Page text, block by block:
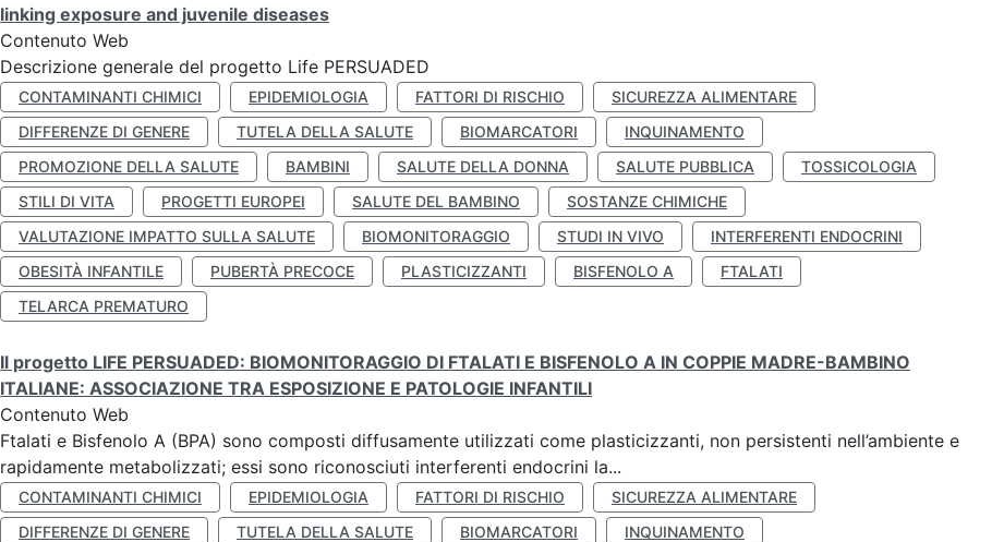
linking exposure and juvenile diseases
Contenuto Web
Descrizione generale del progetto Life PERSUADED
CONTAMINANTI CHIMICI EPIDEMIOLOGIA FATTORI DI RISCHIO
SICUREZZA ALIMENTARE
DIFFERENZE DI GENERE
TUTELA DELLA SALUTE BIOMARCATORI
INQUINAMENTO
PROMOZIONE DELLA SALUTE
BAMBINI SALUTE DELLA DONNA SALUTE PUBBLICA
TOSSICOLOGIA
STILI DI VITA
PROGETTI EUROPEI SALUTE DEL BAMBINO
SOSTANZE CHIMICHE
VALUTAZIONE IMPATTO SULLA SALUTE
BIOMONITORAGGIO STUDI IN VIVO
INTERFERENTI ENDOCRINI
OBESITÀ INFANTILE
PUBERTÀ PRECOCE PLASTICIZZANTI BISFENOLO A
FTALATI
TELARCA PREMATURO
Il progetto LIFE PERSUADED: BIOMONITORAGGIO DI FTALATI E BISFENOLO A IN COPPIE MADRE-BAMBINO
ITALIANE: ASSOCIAZIONE TRA ESPOSIZIONE E PATOLOGIE INFANTILI
Contenuto Web
Ftalati e Bisfenolo A (BPA) sono composti diffusamente utilizzati come plasticizzanti, non persistenti nell’ambiente e
rapidamente metabolizzati; essi sono riconosciuti interferenti endocrini la...
CONTAMINANTI CHIMICI EPIDEMIOLOGIA FATTORI DI RISCHIO
SICUREZZA ALIMENTARE
DIFFERENZE DI GENERE
TUTELA DELLA SALUTE BIOMARCATORI
INQUINAMENTO